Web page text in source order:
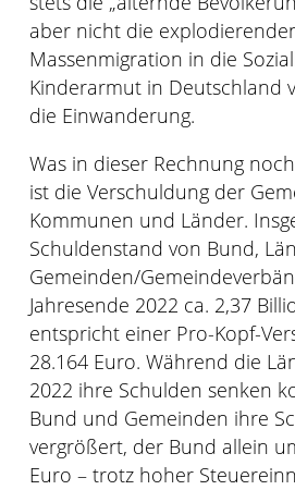
aber nicht die
Massenmigration in die
Kinderarmut in Deutschland
die Einwanderung.
Was in dieser Rechnung
ist die Verschuldung der
Kommunen und Länder.
Schuldenstand von Bund,
Gemeinden/
Jahresende 2022 ca. 2,37
entspricht einer Pro-Kopf-
28.164 Euro. Während die
2022 ihre Schulden senken
Bund und Gemeinden ihre
vergrößert, der Bund allein
Euro – trotz hoher